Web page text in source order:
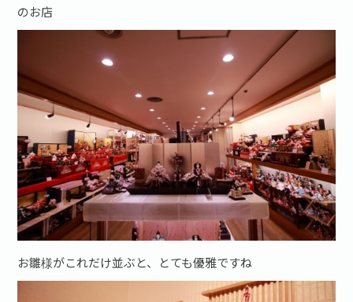
のお店
お雛様がこれだけ並ぶと、とても優雅ですね